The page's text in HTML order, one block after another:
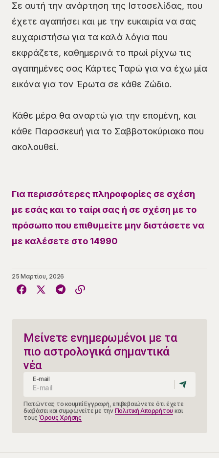
Σε αυτή την ανάρτηση της Ιστοσελίδας, που
έχετε αγαπήσει και με την ευκαιρία να σας
ευχαριστήσω για τα καλά λόγια που
εκφράζετε, καθημερινά το πρωί ρίχνω τις
αγαπημένες σας Κάρτες Ταρώ για να έχω μία
εικόνα για τον Έρωτα σε κάθε Ζώδιο.
Κάθε μέρα θα αναρτώ για την επομένη, και
κάθε Παρασκευή για το Σαββατοκύριακο που
ακολουθεί.
Για περισσότερες πληροφορίες σε σχέση
με εσάς και το ταίρι σας ή σε σχέση με το
πρόσωπο που επιθυμείτε μην διστάσετε να
με καλέσετε στο 14990
25 Μαρτίου, 2026
Μείνετε ενημερωμένοι με τα
πιο αστρολογικά σημαντικά
νέα
E-mail
Πατώντας το κουμπί Εγγραφή, επιβεβαιώνετε ότι έχετε
διαβάσει και συμφωνείτε με την Πολιτική Απορρήτου και
τους Όρους Χρήσης